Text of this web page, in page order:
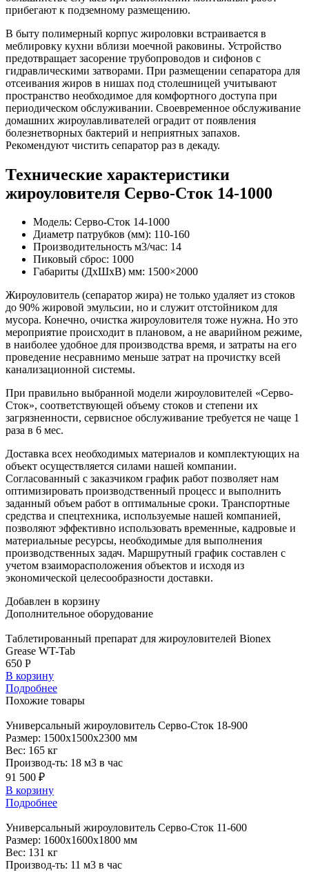
прибегают к подземному размещению.
В быту полимерный корпус жироловки встраивается в
меблировку кухни вблизи моечной раковины. Устройство
предотвращает засорение трубопроводов и сифонов с
гидравлическими затворами. При размещении сепаратора для
отсеивания жиров в нишах под столешницей учитывают
пространство необходимое для комфортного доступа при
периодическом обслуживании. Своевременное обслуживание
домашних жироулавливателей оградит от появления
болезнетворных бактерий и неприятных запахов.
Рекомендуют чистить сепаратор раз в декаду.
Технические характеристики
жироуловителя Серво-Сток 14-1000
Модель: Серво-Сток 14-1000
Диаметр патрубков (мм): 110-160
Производительность м3/час: 14
Пиковый сброс: 1000
Габариты (ДхШхВ) мм: 1500×2000
Жироуловитель (сепаратор жира) не только удаляет из стоков
до 90% жировой эмульсии, но и служит отстойником для
мусора. Конечно, очистка жироуловителя тоже нужна. Но это
мероприятие происходит в плановом, а не аварийном режиме,
в наиболее удобное для производства время, и затраты на его
проведение несравнимо меньше затрат на прочистку всей
канализационной системы.
При правильно выбранной модели жироуловителей «Серво-
Сток», соответствующей объему стоков и степени их
загрязненности, сервисное обслуживание требуется не чаще 1
раза в 6 мес.
Доставка всех необходимых материалов и комплектующих на
объект осуществляется силами нашей компании.
Согласованный с заказчиком график работ позволяет нам
оптимизировать производственный процесс и выполнить
заданный объем работ в оптимальные сроки. Транспортные
средства и спецтехника, используемые нашей компанией,
позволяют эффективно использовать временные, кадровые и
материальные ресурсы, необходимые для выполнения
производственных задач. Маршрутный график составлен с
учетом взаиморасположения объектов и исходя из
экономической целесообразности доставки.
Добавлен в корзину
Дополнительное оборудование
Таблетированный препарат для жироуловителей Bionex
Grease WT-Tab
650 Р
В корзину
Подробнее
Похожие товары
Универсальный жироуловитель Серво-Сток 18-900
Размер: 1500x1500x2300 мм
Вес: 165 кг
Производ-ть: 18 м3 в час
91 500 ₽
В корзину
Подробнее
Универсальный жироуловитель Серво-Сток 11-600
Размер: 1600x1600x1800 мм
Вес: 131 кг
Производ-ть: 11 м3 в час